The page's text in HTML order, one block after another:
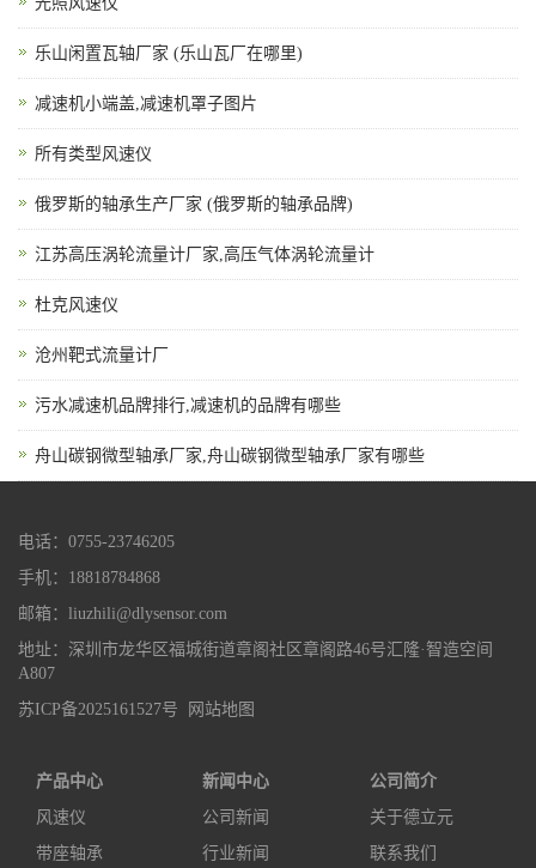
乐山闲置瓦轴厂家 (乐山瓦厂在哪里)
减速机小端盖,减速机罩子图片
所有类型风速仪
俄罗斯的轴承生产厂家 (俄罗斯的轴承品牌)
江苏高压涡轮流量计厂家,高压气体涡轮流量计
杜克风速仪
沧州靶式流量计厂
污水减速机品牌排行,减速机的品牌有哪些
舟山碳钢微型轴承厂家,舟山碳钢微型轴承厂家有哪些
电话：0755-23746205
手机：18818784868
邮箱：liuzhili@dlysensor.com
地址：深圳市龙华区福城街道章阁社区章阁路46号汇隆·智造空间
A807
苏ICP备2025161527号
网站地图
产品中心
风速仪
带座轴承
新闻中心
公司新闻
行业新闻
公司简介
关于德立元
联系我们